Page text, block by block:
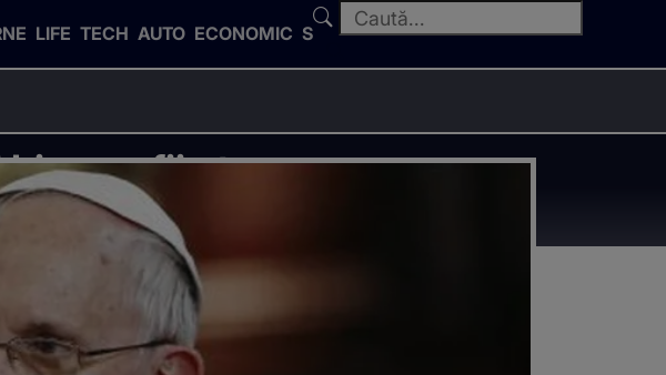
LIFE TECH AUTO ECONOMIC SPORT
sa fii ateu